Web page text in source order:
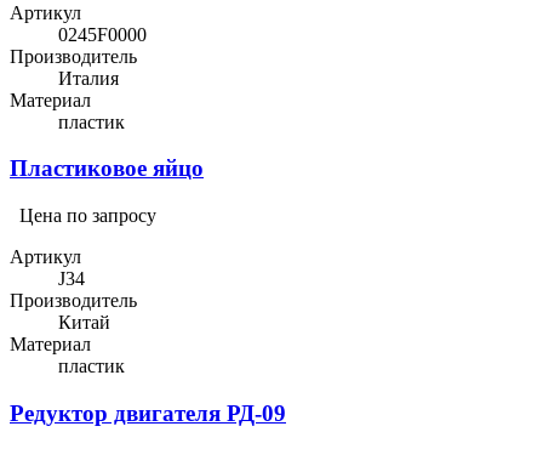
Артикул
0245F0000
Производитель
Италия
Материал
пластик
Пластиковое яйцо
Цена по запросу
Артикул
J34
Производитель
Китай
Материал
пластик
Редуктор двигателя РД-09